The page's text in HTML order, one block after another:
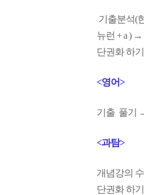
기출분석(
뉴런 + a )
단권화 하기
<영어>
기출 풀기
<과탐>
개념강의
단권화 하